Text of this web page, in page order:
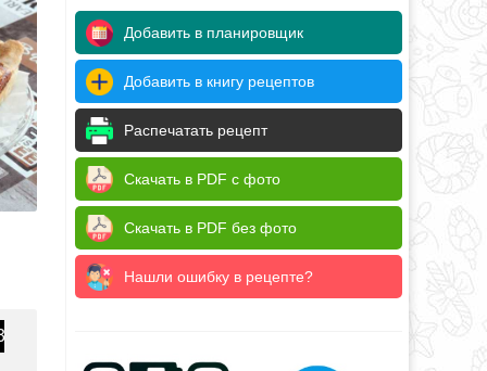
Добавить в планировщик
Добавить в книгу рецептов
Распечатать рецепт
Скачать в PDF с фото
Скачать в PDF без фото
Нашли ошибку в рецепте?